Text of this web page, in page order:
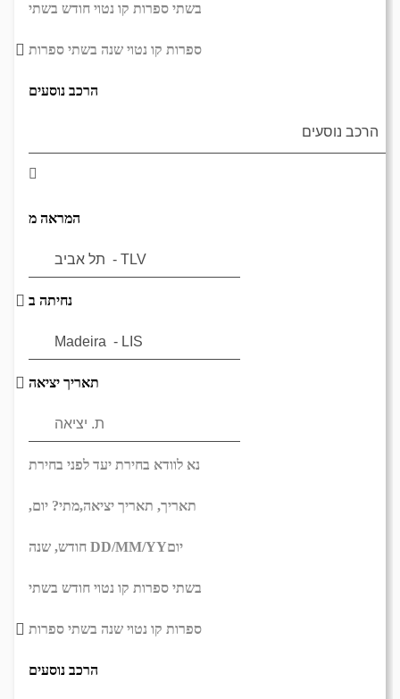
בשתי ספרות קו נטוי חודש בשתי
ספרות קו נטוי שנה בשתי ספרות
הרכב נוסעים
המראה מ
נחיתה ב
תאריך יציאה
נא לוודא בחירת יעד לפני בחירת
תאריך, תאריך יציאה,מתי? יום,
DD/MM/YYיום
בשתי ספרות קו נטוי חודש בשתי
ספרות קו נטוי שנה בשתי ספרות
הרכב נוסעים